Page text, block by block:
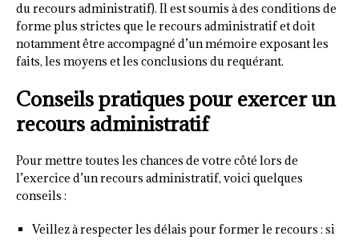
du recours administratif). Il est soumis à des conditions de
forme plus strictes que le recours administratif et doit
notamment être accompagné d’un mémoire exposant les
faits, les moyens et les conclusions du requérant.
Conseils pratiques pour exercer un
recours administratif
Pour mettre toutes les chances de votre côté lors de
l’exercice d’un recours administratif, voici quelques
conseils :
Veillez à respecter les délais pour former le recours : si